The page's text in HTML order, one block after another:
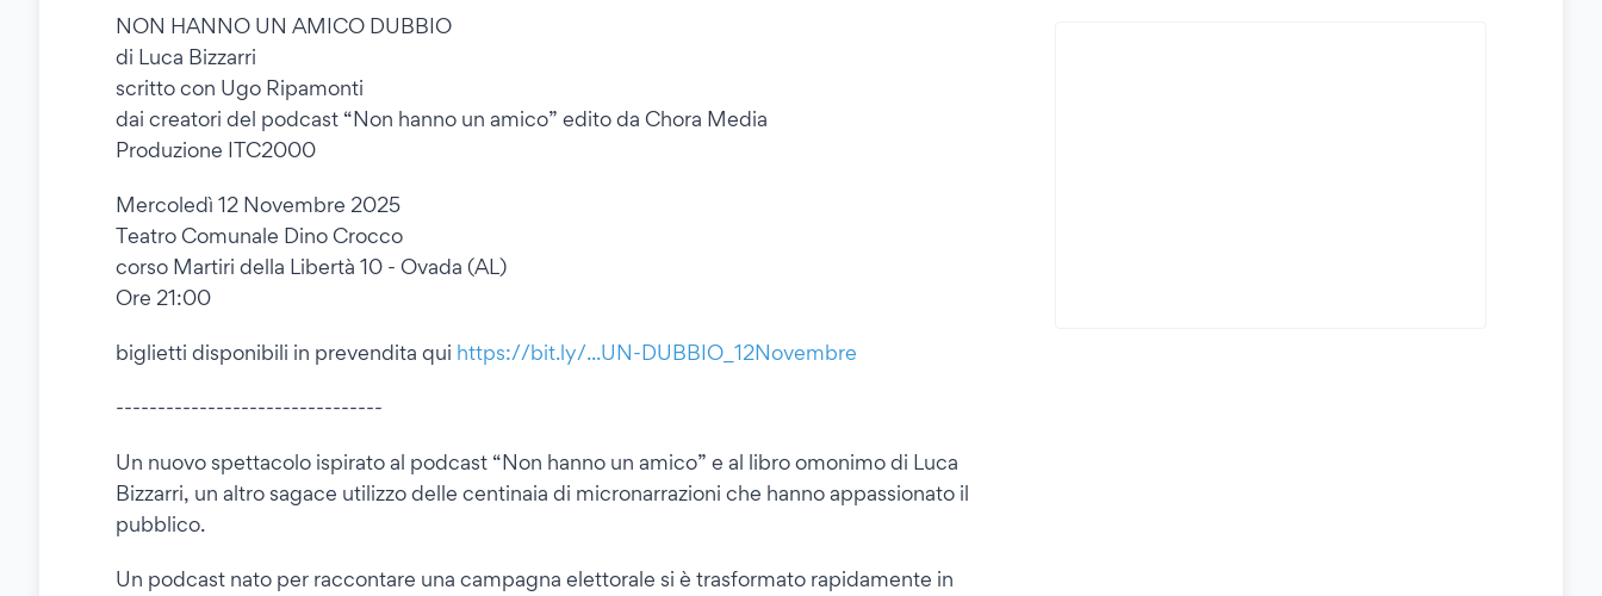
NON HANNO UN AMICO DUBBIO
di Luca Bizzarri
scritto con Ugo Ripamonti
dai creatori del podcast “Non hanno un amico” edito da Chora Media
Produzione ITC2000
Mercoledì 12 Novembre 2025
Teatro Comunale Dino Crocco
corso Martiri della Libertà 10 - Ovada (AL)
Ore 21:00
biglietti disponibili in prevendita qui https://bit.ly/...UN-DUBBIO_12Novembre
--------------------------------
Un nuovo spettacolo ispirato al podcast “Non hanno un amico” e al libro omonimo di Luca
Bizzarri, un altro sagace utilizzo delle centinaia di micronarrazioni che hanno appassionato il
pubblico.
Un podcast nato per raccontare una campagna elettorale si è trasformato rapidamente in